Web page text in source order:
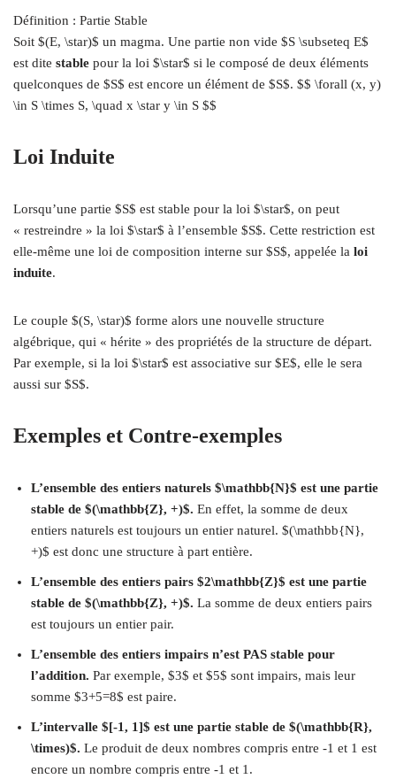
Définition : Partie Stable
Soit $(E, \star)$ un magma. Une partie non vide $S \subseteq E$
est dite stable pour la loi $\star$ si le composé de deux éléments
quelconques de $S$ est encore un élément de $S$. $$ \forall (x, y)
\in S \times S, \quad x \star y \in S $$
Loi Induite
Lorsqu’une partie $S$ est stable pour la loi $\star$, on peut
« restreindre » la loi $\star$ à l’ensemble $S$. Cette restriction est
elle-même une loi de composition interne sur $S$, appelée la loi
induite.
Le couple $(S, \star)$ forme alors une nouvelle structure
algébrique, qui « hérite » des propriétés de la structure de départ.
Par exemple, si la loi $\star$ est associative sur $E$, elle le sera
aussi sur $S$.
Exemples et Contre-exemples
L’ensemble des entiers naturels $\mathbb{N}$ est une partie
stable de $(\mathbb{Z}, +)$. En effet, la somme de deux
entiers naturels est toujours un entier naturel. $(\mathbb{N},
+)$ est donc une structure à part entière.
L’ensemble des entiers pairs $2\mathbb{Z}$ est une partie
stable de $(\mathbb{Z}, +)$. La somme de deux entiers pairs
est toujours un entier pair.
L’ensemble des entiers impairs n’est PAS stable pour
l’addition. Par exemple, $3$ et $5$ sont impairs, mais leur
somme $3+5=8$ est paire.
L’intervalle $[-1, 1]$ est une partie stable de $(\mathbb{R},
\times)$. Le produit de deux nombres compris entre -1 et 1 est
encore un nombre compris entre -1 et 1.